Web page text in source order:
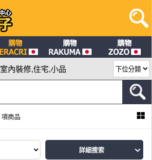
室內裝修,住宅,小品
項商品
詳細搜索